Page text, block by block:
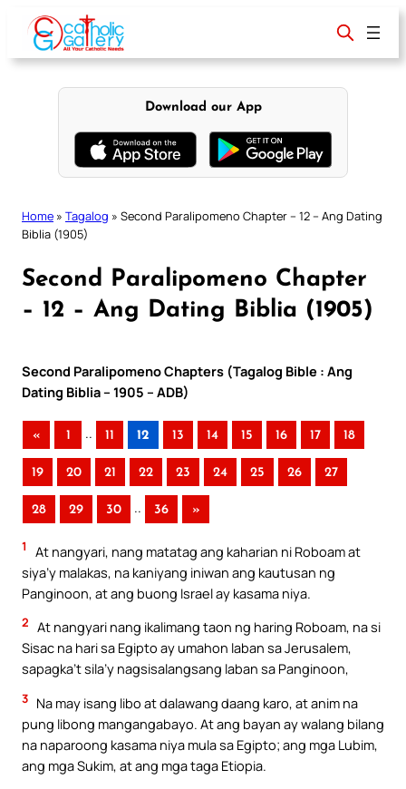
content
Download our App
Home » Tagalog » Second Paralipomeno Chapter – 12 – Ang Dating
Biblia (1905)
Second Paralipomeno Chapter
– 12 – Ang Dating Biblia (1905)
Second Paralipomeno Chapters (Tagalog Bible : Ang
Dating Biblia – 1905 – ADB)
« 1 .. 11 12 13 14 15 16 17 18
19 20 21 22 23 24 25 26 27
28 29 30 .. 36 »
1
At nangyari, nang matatag ang kaharian ni Roboam at
siya’y malakas, na kaniyang iniwan ang kautusan ng
Panginoon, at ang buong Israel ay kasama niya.
2 At nangyari nang ikalimang taon ng haring Roboam, na si
Sisac na hari sa Egipto ay umahon laban sa Jerusalem,
sapagka’t sila’y nagsisalangsang laban sa Panginoon,
3 Na may isang libo at dalawang daang karo, at anim na
pung libong mangangabayo. At ang bayan ay walang bilang
na naparoong kasama niya mula sa Egipto; ang mga Lubim,
ang mga Sukim, at ang mga taga Etiopia.